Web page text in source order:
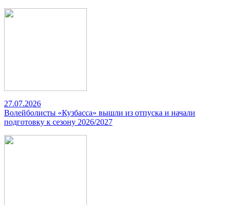
27.07.2026
Волейболисты «Кузбасса» вышли из отпуска и начали
подготовку к сезону 2026/2027